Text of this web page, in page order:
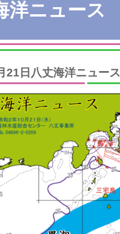
洋ニュース
21日八丈海洋ニュース